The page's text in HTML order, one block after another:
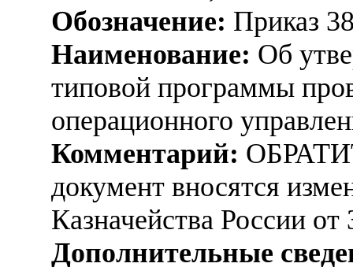
Обозначение: Приказ
Наименование: Об
типовой программы
операционного
Комментарий:
документ вносятся
Казначейства России
Дополнительные